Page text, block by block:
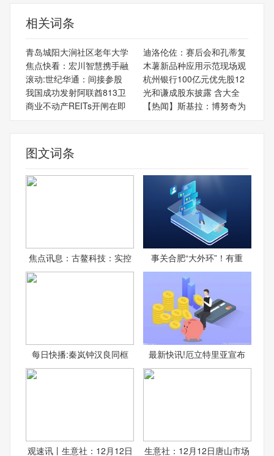
相关词条
青岛城阳大涧社区老年大学
迪洛伦佐：赛后会和孔蒂复
焦点快看：宏川智慧携手融
木薯新品种应用示范现场观
滚动:世纪华通：间接参股
杭州银行100亿元优先股12
我国成功发射阿联酋813卫
光和谦成股东披露 含大全
商业不动产REITs开闸在即
【热闻】斯基拉：博努奇为
图文词条
焦点讯息：古鳌科技：实控 事关合肥“大外环”！有重
每日快播:秦岚钟汉良同框 最新快讯!厄立特里亚宣布
观速讯丨生意社：12月12日 生意社：12月12日唐山市场